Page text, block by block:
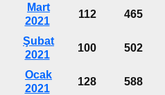
Mart
2021
112 465
Şubat
2021
100 502
Ocak
2021
128 588